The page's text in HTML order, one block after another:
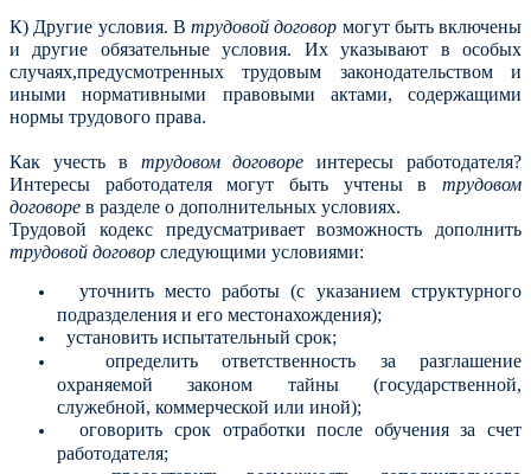
К) Другие условия. В трудовой договор могут быть включены
и другие обязательные условия. Их указывают в особых
случаях,предусмотренных трудовым законодательством и
иными нормативными правовыми актами, содержащими
нормы трудового права.
Как учесть в трудовом договоре интересы работодателя?
Интересы работодателя могут быть учтены в трудовом
договоре в разделе о дополнительных условиях.
Трудовой кодекс предусматривает возможность дополнить
трудовой договор следующими условиями:
уточнить место работы (с указанием структурного
подразделения и его местонахождения);
установить испытательный срок;
определить ответственность за разглашение
охраняемой законом тайны (государственной,
служебной, коммерческой или иной);
оговорить срок отработки после обучения за счет
работодателя;